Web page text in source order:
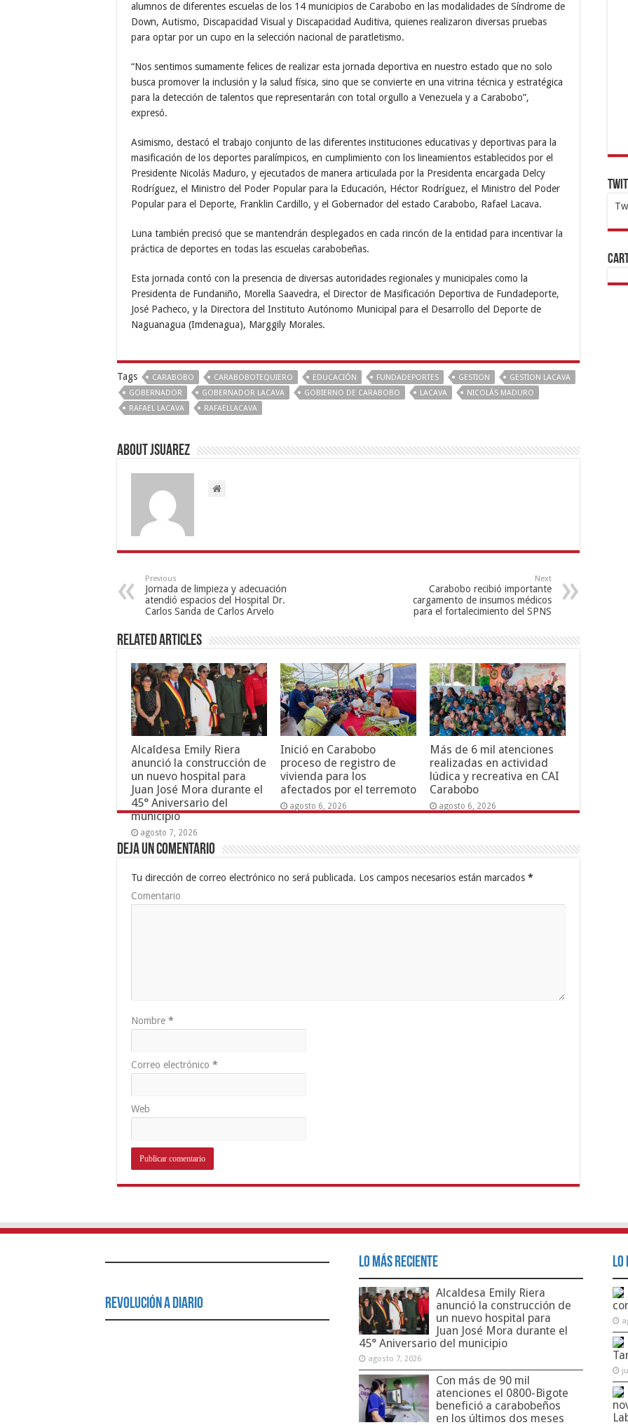
alumnos de diferentes escuelas de los 14 municipios de Carabobo en las modalidades de Síndrome de
Down, Autismo, Discapacidad Visual y Discapacidad Auditiva, quienes realizaron diversas pruebas
para optar por un cupo en la selección nacional de paratletismo.
“Nos sentimos sumamente felices de realizar esta jornada deportiva en nuestro estado que no solo
busca promover la inclusión y la salud física, sino que se convierte en una vitrina técnica y estratégica
para la detección de talentos que representarán con total orgullo a Venezuela y a Carabobo”,
expresó.
Asimismo, destacó el trabajo conjunto de las diferentes instituciones educativas y deportivas para la
masificación de los deportes paralímpicos, en cumplimiento con los lineamientos establecidos por el
Presidente Nicolás Maduro, y ejecutados de manera articulada por la Presidenta encargada Delcy
Rodríguez, el Ministro del Poder Popular para la Educación, Héctor Rodríguez, el Ministro del Poder
Popular para el Deporte, Franklin Cardillo, y el Gobernador del estado Carabobo, Rafael Lacava.
Luna también precisó que se mantendrán desplegados en cada rincón de la entidad para incentivar la
práctica de deportes en todas las escuelas carabobeñas.
Esta jornada contó con la presencia de diversas autoridades regionales y municipales como la
Presidenta de Fundaniño, Morella Saavedra, el Director de Masificación Deportiva de Fundadeporte,
José Pacheco, y la Directora del Instituto Autónomo Municipal para el Desarrollo del Deporte de
Naguanagua (Imdenagua), Marggily Morales.
Tags CARABOBO CARABOBOTEQUIERO EDUCACIÓN FUNDADEPORTES GESTION
GESTION LACAVA
GOBERNADOR
GOBERNADOR LACAVA GOBIERNO DE CARABOBO LACAVA
NICOLÁS MADURO
RAFAEL LACAVA
RAFAELLACAVA
About Jsuarez
Previous
Jornada de limpieza y adecuación
atendió espacios del Hospital Dr.
Carlos Sanda de Carlos Arvelo
Next
Carabobo recibió importante
cargamento de insumos médicos
para el fortalecimiento del SPNS
Related Articles
Alcaldesa Emily Riera
anunció la construcción de
un nuevo hospital para
Juan José Mora durante el
45° Aniversario del
municipio
agosto 7, 2026
Inició en Carabobo
proceso de registro de
vivienda para los
afectados por el terremoto
agosto 6, 2026
Más de 6 mil atenciones
realizadas en actividad
lúdica y recreativa en CAI
Carabobo
agosto 6, 2026
Deja un comentario
Tu dirección de correo electrónico no será publicada. Los campos necesarios están marcados *
Comentario
Nombre *
Correo electrónico *
Web
Revolución a Diario
Lo Más Reciente
Alcaldesa Emily Riera
anunció la construcción de
un nuevo hospital para
Juan José Mora durante el
45° Aniversario del municipio
agosto 7, 2026
Con más de 90 mil
atenciones el 0800-Bigote
benefició a carabobeños
en los últimos dos meses
Lo